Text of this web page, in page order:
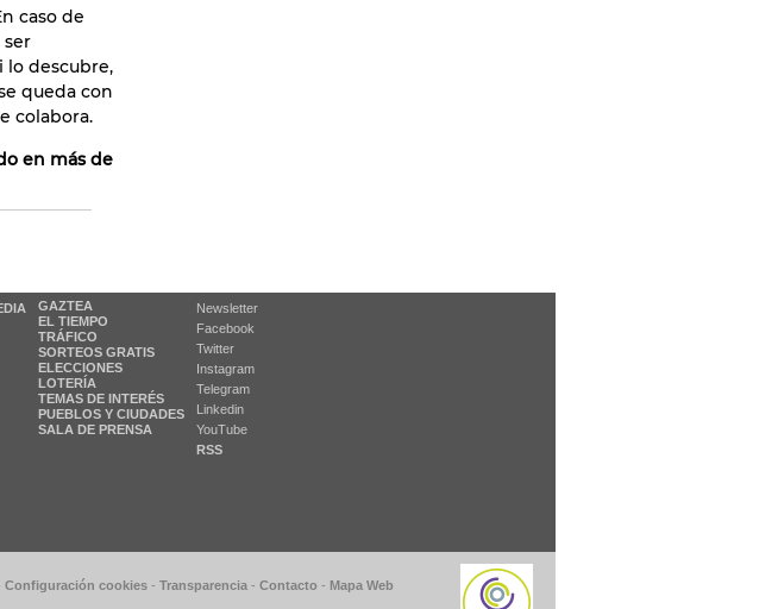
caso de
ser
descubre,
queda con
colabora.
en más de
GAZTEA
EL TIEMPO
TRÁFICO
SORTEOS GRATIS
ELECCIONES
LOTERÍA
TEMAS DE INTERÉS
PUEBLOS Y CIUDADES
SALA DE PRENSA
Newsletter
Facebook
Twitter
Instagram
Telegram
Linkedin
YouTube
RSS
Configuración cookies - Transparencia - Contacto - Mapa Web